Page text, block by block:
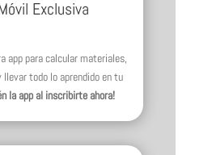
Exclusiva
app para calcular materiales,
todo lo aprendido en tu
la app al inscribirte ahora!